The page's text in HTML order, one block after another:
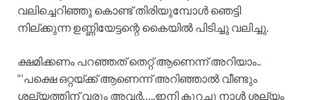
വലിച്ചെറിഞ്ഞു കൊണ്ട് തിരിയുമ്പോൾ ഞെട്ടി
നില്ക്കുന്ന ഉണ്ണിയേട്ടന്റെ കൈയിൽ പിടിച്ചു വലിച്ചു.
ക്ഷമിക്കണം പറഞ്ഞത് തെറ്റ് ആണെന്ന് അറിയാം..
“‘പക്ഷെ ഒറ്റയ്ക്ക് ആണെന്ന് അറിഞ്ഞാൽ വീണ്ടും
ശല്യത്തിന് വരും അവർ…..ഇനി കുറച്ചു നാൾ ശല്യം